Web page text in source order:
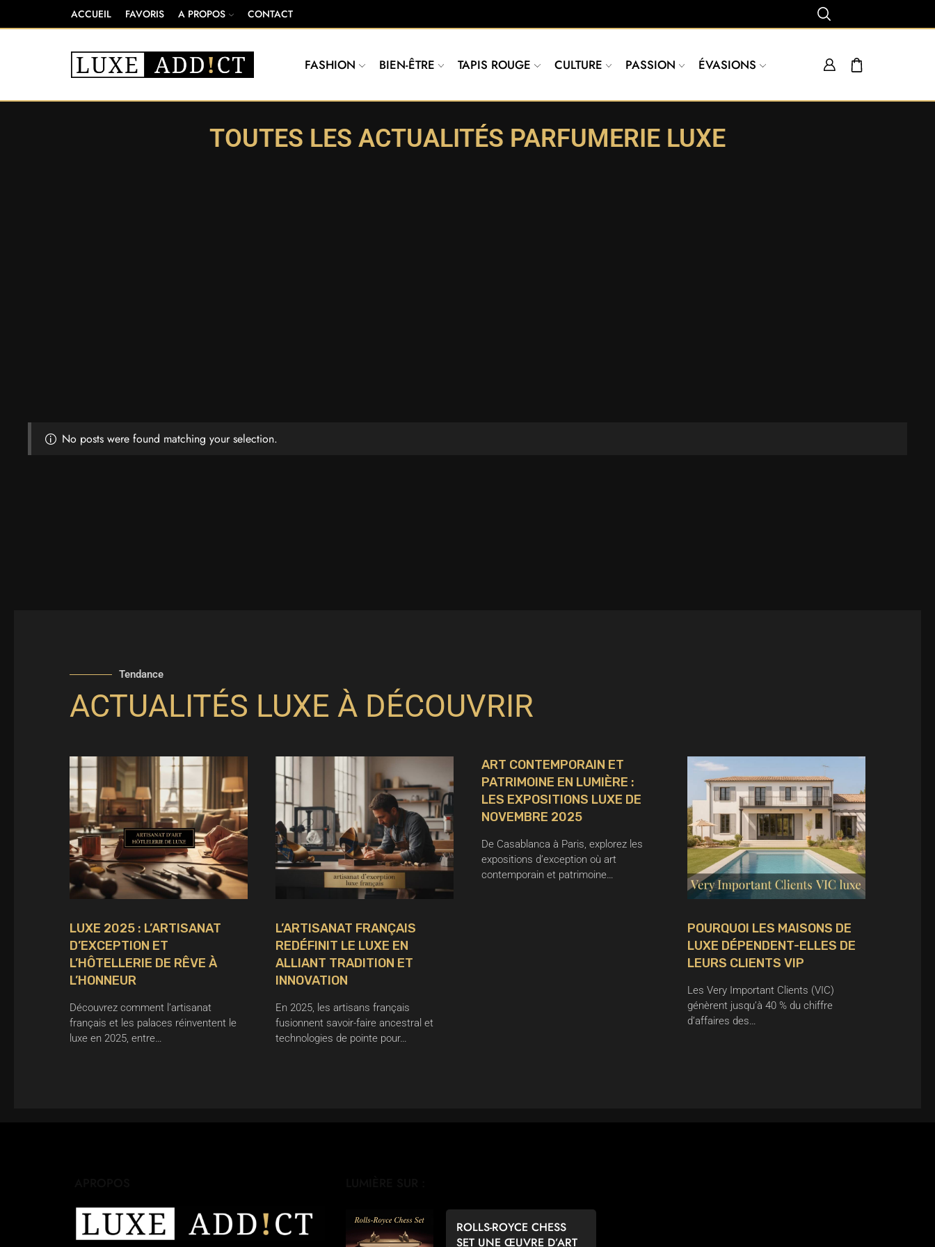
ACCUEIL FAVORIS A PROPOS CONTACT
FASHION BIEN-ÊTRE TAPIS ROUGE CULTURE PASSION ÉVASIONS
TOUTES LES ACTUALITÉS PARFUMERIE LUXE
No posts were found matching your selection.
Tendance
ACTUALITÉS LUXE À DÉCOUVRIR
LUXE 2025 : L’ARTISANAT
D’EXCEPTION ET
L’HÔTELLERIE DE RÊVE À
L’HONNEUR
Découvrez comment l’artisanat
français et les palaces réinventent le
luxe en 2025, entre…
L’ARTISANAT FRANÇAIS
REDÉFINIT LE LUXE EN
ALLIANT TRADITION ET
INNOVATION
En 2025, les artisans français
fusionnent savoir-faire ancestral et
technologies de pointe pour…
ART CONTEMPORAIN ET
PATRIMOINE EN LUMIÈRE :
LES EXPOSITIONS LUXE DE
NOVEMBRE 2025
De Casablanca à Paris, explorez les
expositions d’exception où art
contemporain et patrimoine…
POURQUOI LES MAISONS DE
LUXE DÉPENDENT-ELLES DE
LEURS CLIENTS VIP
Les Very Important Clients (VIC)
génèrent jusqu’à 40 % du chiffre
d’affaires des…
ROLLS-ROYCE CHESS
SET UNE ŒUVRE D’ART